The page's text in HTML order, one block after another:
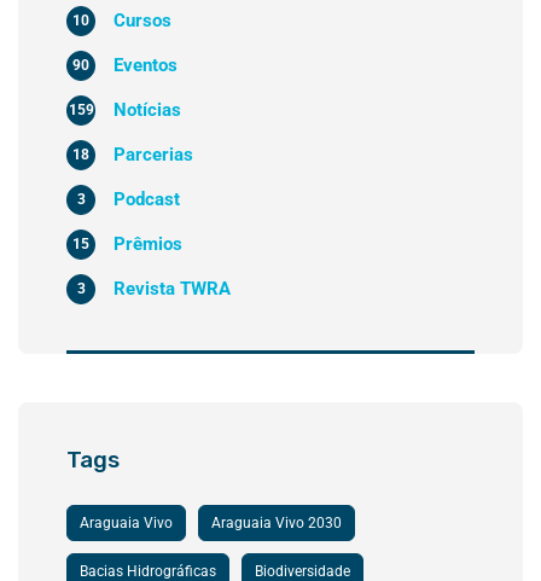
Cursos
10
Eventos
90
Notícias
159
Parcerias
18
Podcast
3
Prêmios
15
Revista TWRA
3
Tags
Araguaia Vivo Araguaia Vivo 2030
Bacias Hidrográficas Biodiversidade